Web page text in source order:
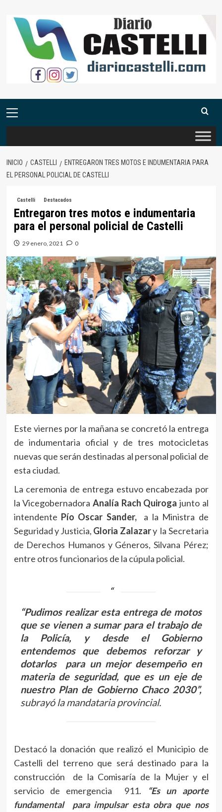
contenido
Menú
INICIO CASTELLI
ENTREGARON TRES MOTOS E INDUMENTARIA PARA
EL PERSONAL POLICIAL DE CASTELLI
Castelli Destacados
Entregaron tres motos e indumentaria
para el personal policial de Castelli
29 enero, 2021 0
Este viernes por la mañana se concretó la entrega
de indumentaria oficial y de tres motocicletas
nuevas que serán destinadas al personal policial de
esta ciudad.
La ceremonia de entrega estuvo encabezada por
la Vicegobernadora Analía Rach Quiroga junto al
intendente Pío Oscar Sander,a la Ministra de
Seguridad y Justicia, Gloria Zalazary la Secretaria
de Derechos Humanos y Géneros, Silvana Pérez;
entre otros funcionarios de la cúpula policial.
“Pudimos realizar esta entrega de motos
que se vienen a sumar para el trabajo de
la Policía, y desde el Gobierno
entendemos que debemos reforzar y
dotarlos para un mejor desempeño en
materia de seguridad, que es un eje de
nuestro Plan de Gobierno Chaco 2030”,
subrayó la mandataria provincial.
Destacó la donación que realizó el Municipio de
Castelli del terreno que será destinado para la
construcción de la Comisaría de la Mujer y el
servicio de emergencia 911. “Es un aporte
fundamental para impulsar esta obra que nos